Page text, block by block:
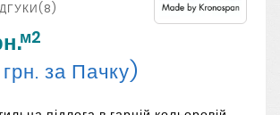
м2
за Пачку)